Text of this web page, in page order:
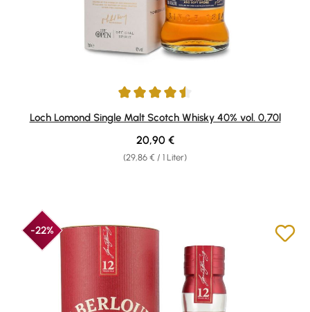
Durchschnittliche Bewertung von 4.6 von 5 Sternen
Loch Lomond Single Malt Scotch Whisky 40% vol. 0,70l
(29,86 € / 1 Liter)
Regulärer Preis:
20,90 €
-22%